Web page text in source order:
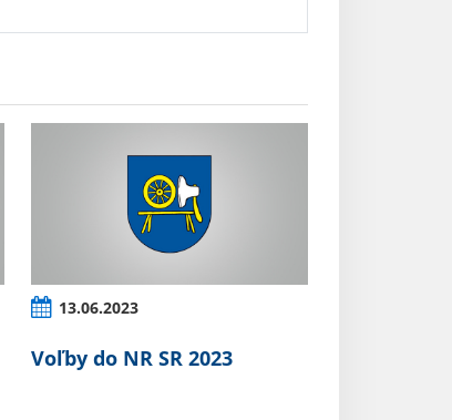
13.06.2023
Voľby do NR SR 2023